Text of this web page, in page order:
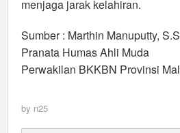
menjaga jarak kelahiran.
Sumber : Marthin Manuputty,
Pranata Humas Ahli Muda
Perwakilan BKKBN Provinsi
by n25